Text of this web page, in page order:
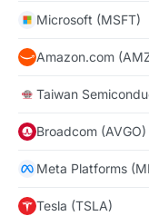
Microsoft (MSFT)
Amazon.com
Taiwan
Broadcom (AVGO)
Meta Platforms
Tesla (TSLA)